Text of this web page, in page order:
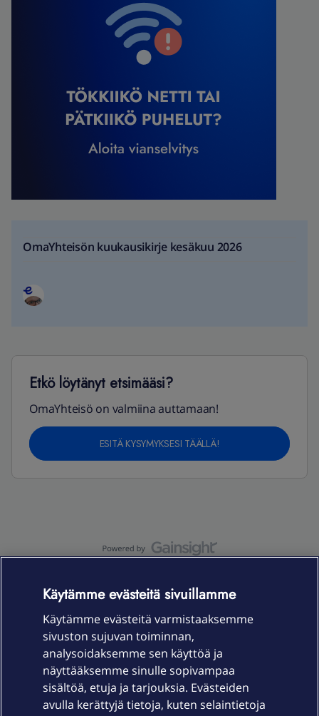
OmaYhteisön kuukausikirje kesäkuu 2026
Etkö löytänyt etsimääsi?
OmaYhteisö on valmiina auttamaan!
ESITÄ KYSYMYKSESI TÄÄLLÄ!
Laitteet & liittymät
Palvelut
Käytämme evästeitä sivuillamme
Käytämme evästeitä varmistaaksemme
sivuston sujuvan toiminnan,
analysoidaksemme sen käyttöä ja
näyttääksemme sinulle sopivampaa
sisältöä, etuja ja tarjouksia. Evästeiden
avulla kerättyjä tietoja, kuten selaintietoja